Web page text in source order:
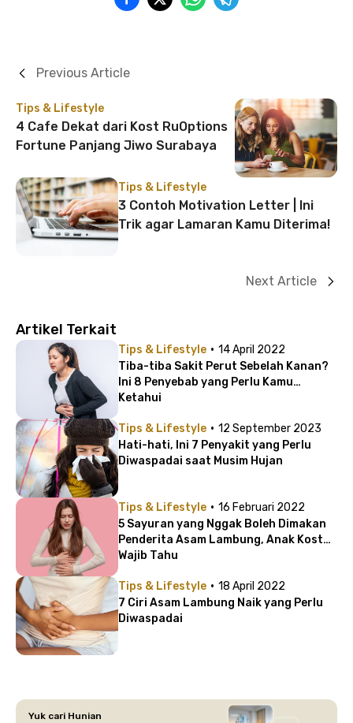
Tips & Lifestyle
4 Cafe Dekat dari Kost RuOptions
Fortune Panjang Jiwo Surabaya
Previous Article
Tips & Lifestyle
3 Contoh Motivation Letter | Ini
Trik agar Lamaran Kamu Diterima!
Next Article
Artikel Terkait
Tips & Lifestyle · 14 April 2022
Tiba-tiba Sakit Perut Sebelah Kanan?
Ini 8 Penyebab yang Perlu Kamu
Ketahui
Tips & Lifestyle · 12 September 2023
Hati-hati, Ini 7 Penyakit yang Perlu
Diwaspadai saat Musim Hujan
Tips & Lifestyle · 16 Februari 2022
5 Sayuran yang Nggak Boleh Dimakan
Penderita Asam Lambung, Anak Kost
Wajib Tahu
Tips & Lifestyle · 18 April 2022
7 Ciri Asam Lambung Naik yang Perlu
Diwaspadai
Yuk cari Hunian